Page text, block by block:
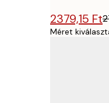
2379,15 Ft
Méret